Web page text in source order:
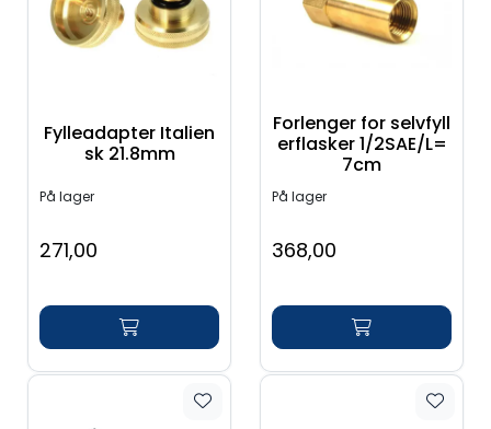
Fylleadapter Italien
sk 21.8mm
På lager
271,00
Forlenger for selvfyll
erflasker 1/2SAE/L=
7cm
På lager
368,00